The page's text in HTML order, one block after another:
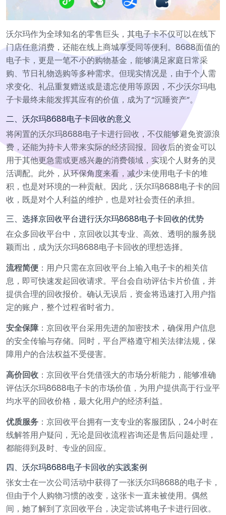
沃尔玛作为全球知名的零售巨头，其电子卡不仅可以在线下
门店任意消费，还能在线上商城享受同等便利。8688面值的
电子卡，更是一笔不小的购物基金，能够满足家庭日常采
购、节日礼物选购等多种需求。但现实情况是，由于个人需
求变化、礼品重复赠送或是遗忘使用等原因，不少沃尔玛电
子卡最终未能发挥其应有的价值，成为了“沉睡资产”。
二、沃尔玛8688电子卡回收的意义
将闲置的沃尔玛8688电子卡进行回收，不仅能够避免资源浪
费，还能为持卡人带来实际的经济回报。回收后的资金可以
用于其他更急需或更感兴趣的消费领域，实现个人财务的灵
活调配。此外，从环保角度来看，减少未使用电子卡的堆
积，也是对环境的一种贡献。因此，沃尔玛8688电子卡的回
收，既是对个人利益的维护，也是对社会责任的承担。
三、选择京回收平台进行沃尔玛8688电子卡回收的优势
在众多回收平台中，京回收以其专业、高效、透明的服务脱
颖而出，成为沃尔玛8688电子卡回收的理想选择。
流程简便 ：用户只需在京回收平台上输入电子卡的相关信
息，即可快速发起回收请求。平台会自动评估卡片价值，并
提供合理的回收报价。确认无误后，资金将迅速打入用户指
定的账户，整个过程省时省力。
安全保障 ：京回收平台采用先进的加密技术，确保用户信息
的安全传输与存储。同时，平台严格遵守相关法律法规，保
障用户的合法权益不受侵害。
高价回收：京回收平台凭借强大的市场分析能力，能够准确
评估沃尔玛8688电子卡的市场价值，为用户提供高于行业平
均水平的回收价格，最大化用户的经济利益。
优质服务 ：京回收平台拥有一支专业的客服团队，24小时在
线解答用户疑问，无论是回收流程咨询还是售后问题处理，
都能得到及时、专业的回应。
四、沃尔玛8688电子卡回收的实践案例
张女士在一次公司活动中获得了一张沃尔玛8688的电子卡，
但由于个人购物习惯的改变，这张卡一直未被使用。偶然
间，她了解到了京回收平台，决定尝试将电子卡进行回收。